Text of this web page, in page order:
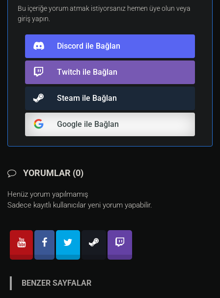
Bu içeriğe yorum atmak istiyorsanız hemen üye olun veya
giriş yapın.
Discord ile Bağlan
Twitch ile Bağlan
Steam ile Bağlan
Google ile Bağlan
YORUMLAR (0)
Henüz yorum yapılmamış
Sadece kayıtlı kullanıcılar yeni yorum yapabilir.
BENZER SAYFALAR